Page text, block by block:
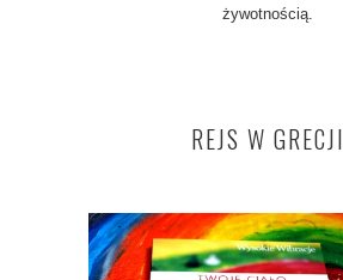
żywotnością.
REJS W GRECJI